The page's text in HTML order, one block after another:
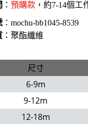
：預購款 ，約7-14個
：mochu-bb1045-8539
：聚酯纖維
尺寸
6-9m
9-12m
12-18m